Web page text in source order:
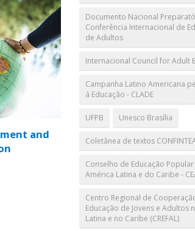
and
Documento Nacional
Conferência Internacional de
de Adultos
Internacional Council for Adult
Campanha Latino Americana
á Educação - CLADE
UFPB Unesco Brasília
Coletânea de textos
Conselho de Educação
América Latina e do Caribe -
Centro Regional de
Educação de Jovens e Adultos
Latina e no Caribe (CREFAL)